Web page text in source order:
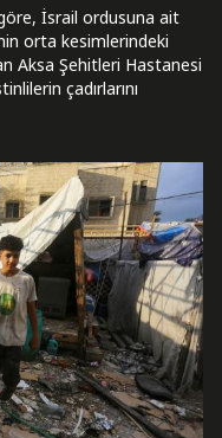
İsrail ordusuna ait
orta kesimlerindeki
Aksa Şehitleri Hastanesi
çadırlarını